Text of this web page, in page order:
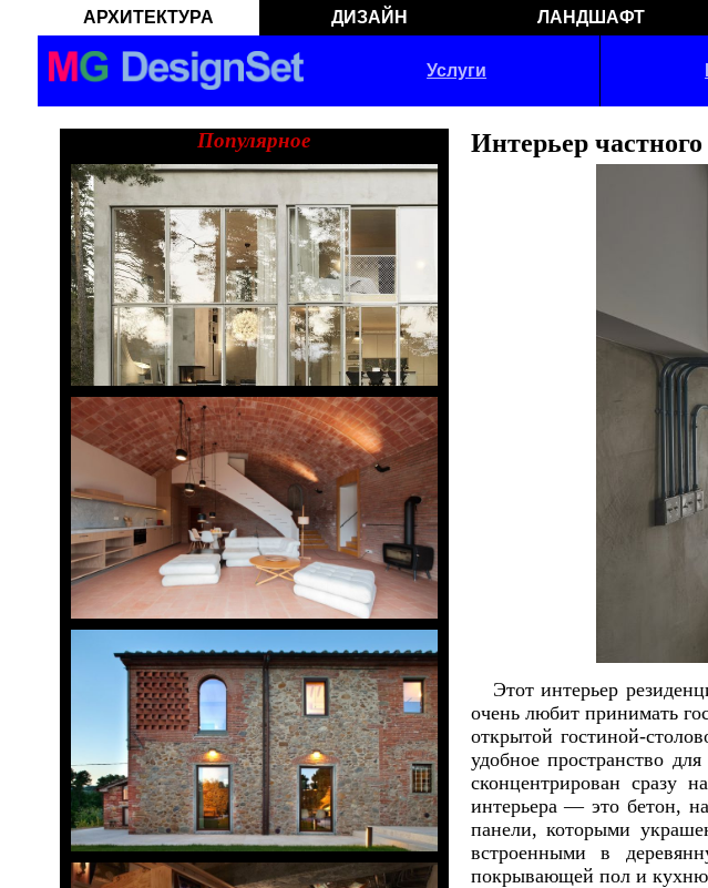
АРХИТЕКТУРА ДИЗАЙН ЛАНДШАФТ
Услуги
Популярное Интерьер
Этот интерьер
очень любит принимать
открытой гостиной-
удобное пространство
сконцентрирован сразу
интерьера — это бетон,
панели, которыми
встроенными в
покрывающей пол и